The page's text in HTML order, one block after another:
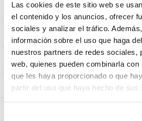
Las cookies de este sitio web se
el contenido y los anuncios, ofrecer
sociales y analizar el tráfico.
información sobre el uso que haga
nuestros partners de redes sociales,
web, quienes pueden combinarla con
que les haya proporcionado o que
partir del uso que haya hecho de sus
Wind Resistance
Weight
Measures
Mounting position